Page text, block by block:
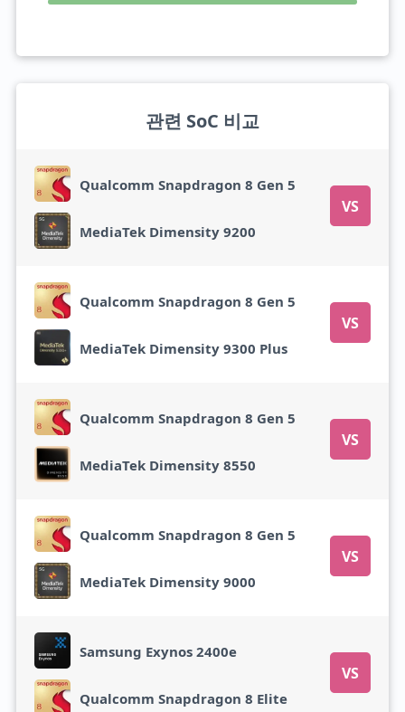
관련 SoC 비교
Qualcomm Snapdragon 8 Gen 5
VS
MediaTek Dimensity 9200
Qualcomm Snapdragon 8 Gen 5
VS
MediaTek Dimensity 9300 Plus
Qualcomm Snapdragon 8 Gen 5
VS
MediaTek Dimensity 8550
Qualcomm Snapdragon 8 Gen 5
VS
MediaTek Dimensity 9000
Samsung Exynos 2400e
VS
Qualcomm Snapdragon 8 Elite